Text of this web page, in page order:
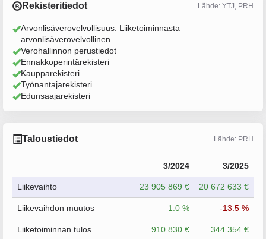
Rekisteritiedot Lähde: YTJ, PRH
Arvonlisäverovelvollisuus: Liiketoiminnasta
arvonlisäverovelvollinen
Verohallinnon perustiedot
Ennakkoperintärekisteri
Kaupparekisteri
Työnantajarekisteri
Edunsaajarekisteri
Taloustiedot Lähde: PRH
3/2024 3/2025
Liikevaihto 23 905 869 € 20 672 633 €
Liikevaihdon muutos 1.0 % -13.5 %
Liiketoiminnan tulos 910 830 € 344 354 €